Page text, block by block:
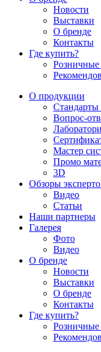
Новости
Выставки
О бренде
Контакты
Где купить?
О продукции
Стандарты
Вопрос-
Мастер
Промо
3D
Обзоры
Видео
Статьи
Наши партнеры
Галерея
Фото
Видео
О бренде
Новости
Выставки
О бренде
Контакты
Где купить?